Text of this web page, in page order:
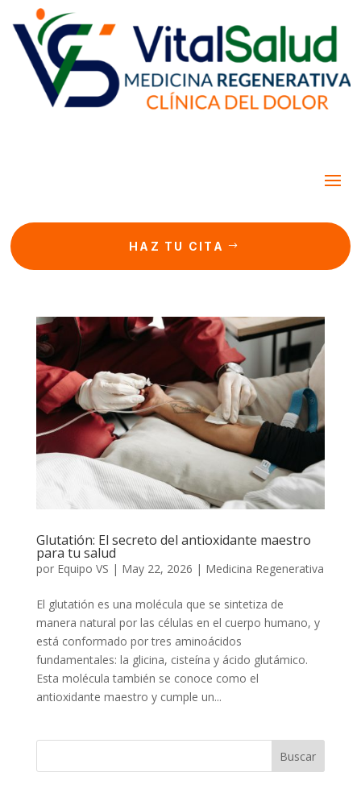
HAZ TU CITA
Glutatión: El secreto del antioxidante maestro
para tu salud
por Equipo VS | May 22, 2026 | Medicina Regenerativa
El glutatión es una molécula que se sintetiza de
manera natural por las células en el cuerpo humano, y
está conformado por tres aminoácidos
fundamentales: la glicina, cisteína y ácido glutámico.
Esta molécula también se conoce como el
antioxidante maestro y cumple un...
Buscar